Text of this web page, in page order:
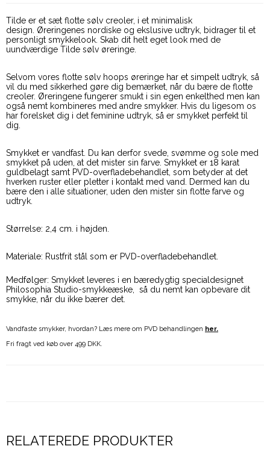
Tilde er et sæt flotte sølv creoler, i et minimalisk
design. Øreringenes nordiske og ekslusive udtryk, bidrager til et
personligt smykkelook. Skab dit helt eget look med de
uundværdige Tilde sølv øreringe.
Selvom vores flotte sølv hoops øreringe har et simpelt udtryk, så
vil du med sikkerhed gøre dig bemærket, når du bære de flotte
creoler. Øreringene fungerer smukt i sin egen enkelthed men kan
også nemt kombineres med andre smykker. Hvis du ligesom os
har forelsket dig i det feminine udtryk, så er smykket perfekt til
dig.
Smykket er vandfast. Du kan derfor svede, svømme og sole med
smykket på uden, at det mister sin farve. Smykket er 18 karat
guldbelagt samt PVD-overfladebehandlet, som betyder at det
hverken ruster eller pletter i kontakt med vand. Dermed kan du
bære den i alle situationer, uden den mister sin flotte farve og
udtryk.
Størrelse: 2,4 cm. i højden.
Materiale: Rustfrit stål som er PVD-overfladebehandlet.
Medfølger: Smykket leveres i en bæredygtig specialdesignet
Philosophia Studio-smykkeæske, så du nemt kan opbevare dit
smykke, når du ikke bærer det.
Vandfaste smykker, hvordan? Læs mere om PVD behandlingen her.
Fri fragt ved køb over 499 DKK.
RELATEREDE PRODUKTER